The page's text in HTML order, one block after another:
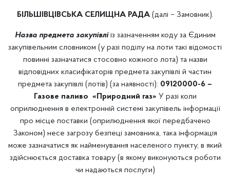
БІЛЬШІВЦІВСЬКА СЕЛИЩНА РАДА (далі – Замовник).
Назва предмета закупівлііз зазначенням коду за Єдиним
закупівельним словником (у разі поділу на лоти такі відомості
повинні зазначатися стосовно кожного лота) та назви
відповідних класифікаторів предмета закупівлі й частин
предмета закупівлі (лотів) (за наявності): 09120000-6 –
Газове паливо «Природний газ» У разі коли
оприлюднення в електронній системі закупівель інформації
про місце поставки (оприлюднення якої передбачено
Законом) несе загрозу безпеці замовника, така інформація
може зазначатися як найменування населеного пункту, в який
здійснюється доставка товару (в якому виконуються роботи
чи надаються послуги)